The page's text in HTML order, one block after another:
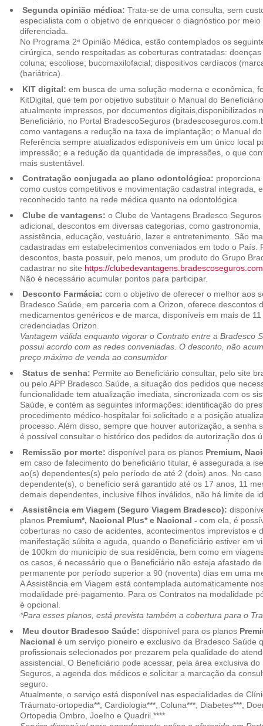
Segunda opinião médica: Trata-se de uma consulta, sem
especialista com o objetivo de enriquecer o diagnóstico por
diferenciada.
No Programa 2ª Opinião Médica, estão contemplados os
cirúrgica, sendo respeitadas as coberturas contratadas:
coluna; escoliose; bucomaxilofacial; dispositivos cardíacos
(bariátrica).
KIT digital: em busca de uma solução moderna e econômica,
KitDigital, que tem por objetivo substituir o Manual do
atualmente impressos, por documentos digitais,disponibilizados
Beneficiário, no Portal BradescoSeguros
como vantagens a redução na taxa de implantação; o Manual
Referência sempre atualizados edisponíveis em um único local
impressão; e a redução da quantidade de impressões, o que
mais sustentável.
Contratação conjugada ao plano odontológica:
como custos competitivos e movimentação cadastral integrada,
reconhecido tanto na rede médica quanto na odontológica.
Clube de vantagens: o Clube de Vantagens Bradesco
adicional, descontos em diversas categorias, como
assistência, educação, vestuário, lazer e entretenimento. São
cadastradas em estabelecimentos conveniados em todo o País.
descontos, basta possuir, pelo menos, um produto do Grupo
cadastrar no site https://
Não é necessário acumular pontos para participar.
Desconto Farmácia: com o objetivo de oferecer o melhor aos
Bradesco Saúde, em parceria com a Orizon, oferece descontos
medicamentos genéricos e de marca, disponíveis em mais de
credenciadas Orizon.
Vantagem válida enquanto vigorar o Contrato entre a Bradesco
possui acordo com as redes conveniadas. O desconto, não
preço máximo de venda ao consumidor
Status de senha: Permite ao Beneficiário consultar, pelo site
ou pelo APP Bradesco Saúde, a situação dos pedidos que
funcionalidade tem atualização imediata, sincronizada com os
Saúde, e contém as seguintes informações: identificação do
procedimento médico-hospitalar foi solicitado e a posição
processo. Além disso, sempre que houver autorização, a senha
é possível consultar o histórico dos pedidos de autorização dos
Remissão por morte: disponível para os planos Premium,
em caso de falecimento do beneficiário titular, é assegurada a
ao(s) dependentes(s) pelo período de até 2 (dois) anos. No
dependente(s), o benefício será garantido até os 17 anos, 11
demais dependentes, inclusive filhos inválidos, não há limite de
Assistência em Viagem (Seguro Viagem Bradesco):
planos Premium*, Nacional Plus* e Nacional - com ela, é
coberturas no caso de acidentes, acontecimentos imprevistos e
manifestação súbita e aguda, quando o Beneficiário estiver em
de 100km do município de sua residência, bem como em
os casos, é necessário que o Beneficiário não esteja afastado
permanente por período superior a 90 (noventa) dias em uma
A Assistência em Viagem está contemplada automaticamente
modalidade pré-pagamento. Para os Contratos na modalidade
é opcional.
*Para esses planos, está prevista também a cobertura para o
Meu doutor Bradesco Saúde: disponível para os planos
Nacional é um serviço pioneiro e exclusivo da Bradesco Saúde
profissionais selecionados por prezarem pela qualidade do
assistencial. O Beneficiário pode acessar, pela área exclusiva
Seguros, a agenda dos médicos e solicitar a marcação da
seguro.
Atualmente, o serviço está disponível nas especialidades de
Tráumato-ortopedia**, Cardiologia***, Coluna***, Diabetes***,
Ortopedia Ombro, Joelho e Quadril.****